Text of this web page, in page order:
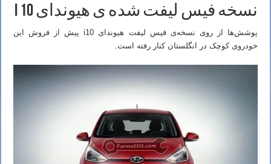
نسخه فیس لیفت شده ی هیوندای i 10
پوشش‌ها از روی نسخه‌ی فیس لیفت هیوندای i10 پیش از فروش این
خودروی کوچک در انگلستان کنار رفته است.